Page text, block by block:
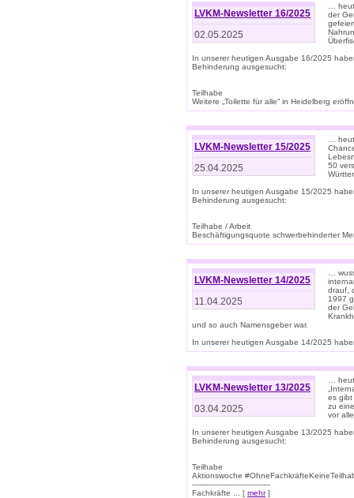
LVKM-Newsletter 16/2025
02.05.2025
…
der
In unserer heutigen Ausgabe 16/2025
Behinderung ausgesucht:
Teilhabe
Weitere „Toilette für alle“ in Heidelberg
LVKM-Newsletter 15/2025
25.04.2025
…
50
In unserer heutigen Ausgabe 15/2025
Behinderung ausgesucht:
Teilhabe / Arbeit
Beschäftigungsquote schwerbehinderter
LVKM-Newsletter 14/2025
11.04.2025
…
drauf,
1997
der
und so auch Namensgeber war.
In unserer heutigen Ausgabe 14/2025
LVKM-Newsletter 13/2025
03.04.2025
…
es gibt
zu
vor
In unserer heutigen Ausgabe 13/2025
Behinderung ausgesucht:
Teilhabe
Aktionswoche
---------------------------------
Fachkräfte ... [ mehr]